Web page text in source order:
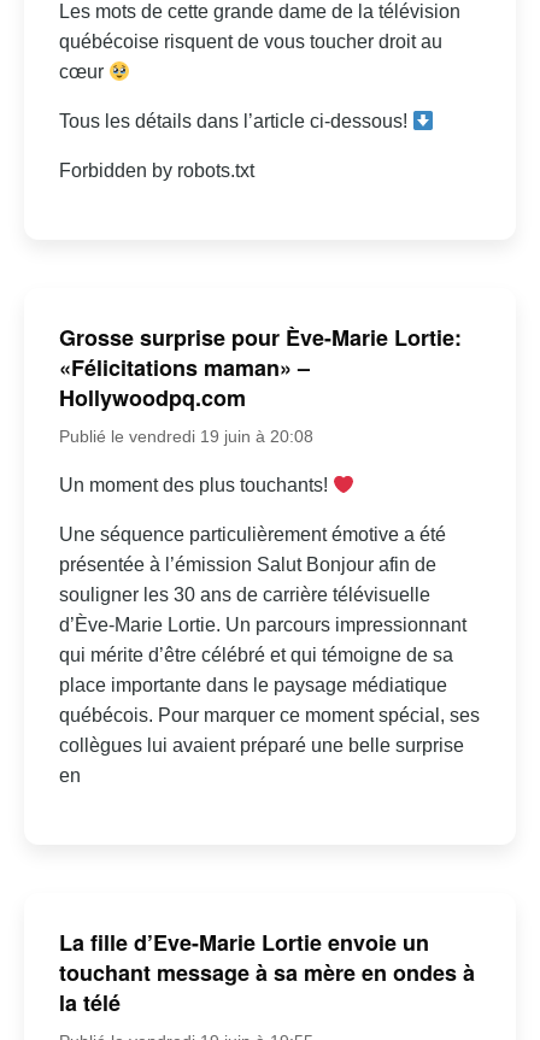
Les mots de cette grande dame de la télévision
québécoise risquent de vous toucher droit au
cœur
Tous les détails dans l’article ci-dessous!
Forbidden by robots.txt
Grosse surprise pour Ève-Marie Lortie:
«Félicitations maman» –
Hollywoodpq.com
Publié le vendredi 19 juin à 20:08
Un moment des plus touchants!
Une séquence particulièrement émotive a été
présentée à l’émission Salut Bonjour afin de
souligner les 30 ans de carrière télévisuelle
d’Ève-Marie Lortie. Un parcours impressionnant
qui mérite d’être célébré et qui témoigne de sa
place importante dans le paysage médiatique
québécois. Pour marquer ce moment spécial, ses
collègues lui avaient préparé une belle surprise
en
La fille d’Eve-Marie Lortie envoie un
touchant message à sa mère en ondes à
la télé